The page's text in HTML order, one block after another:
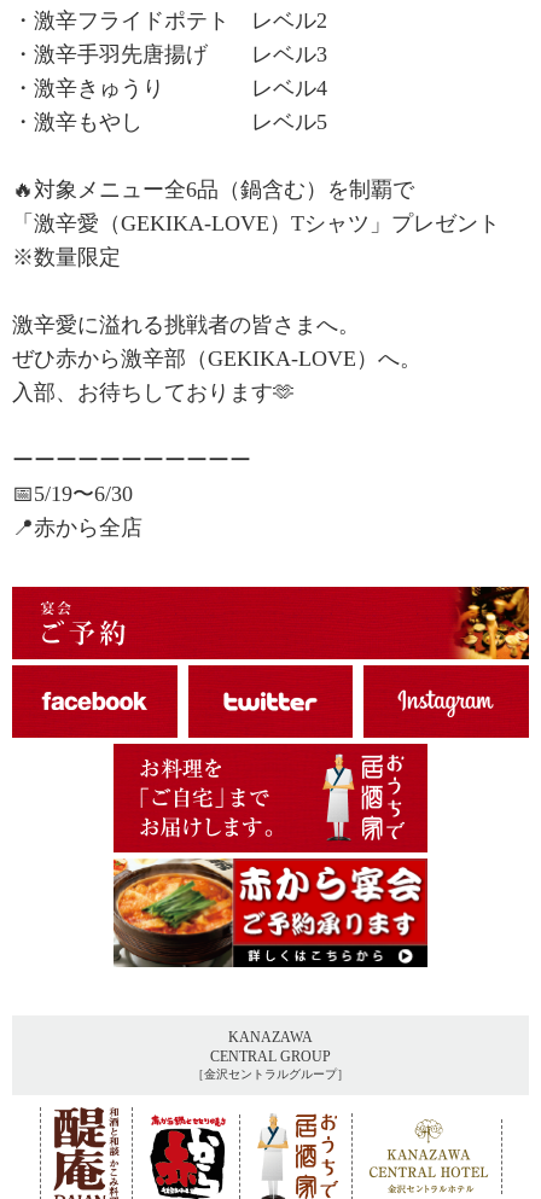
・激辛フライドポテト レベル2
・激辛手羽先唐揚げ レベル3
・激辛きゅうり レベル4
・激辛もやし レベル5
🔥対象メニュー全6品（鍋含む）を制覇で
「激辛愛（GEKIKA-LOVE）Tシャツ」プレゼント
※数量限定
激辛愛に溢れる挑戦者の皆さまへ。
ぜひ赤から激辛部（GEKIKA-LOVE）へ。
入部、お待ちしております🫶
ーーーーーーーーーーー
📅5/19〜6/30
📍赤から全店
KANAZAWA
CENTRAL GROUP
［金沢セントラルグループ］